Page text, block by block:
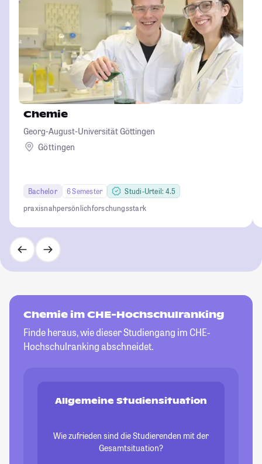
Chemie
Georg-August-Universität Göttingen
Göttingen
Bachelor 6 Semester
Studi-Urteil: 4.5
praxisnahpersönlichforschungsstark
Chemie im CHE-Hochschulranking
Finde heraus, wie dieser Studiengang im CHE-
Hochschulranking abschneidet.
Allgemeine Studiensituation
Wie zufrieden sind die Studierenden mit der
Gesamtsituation?